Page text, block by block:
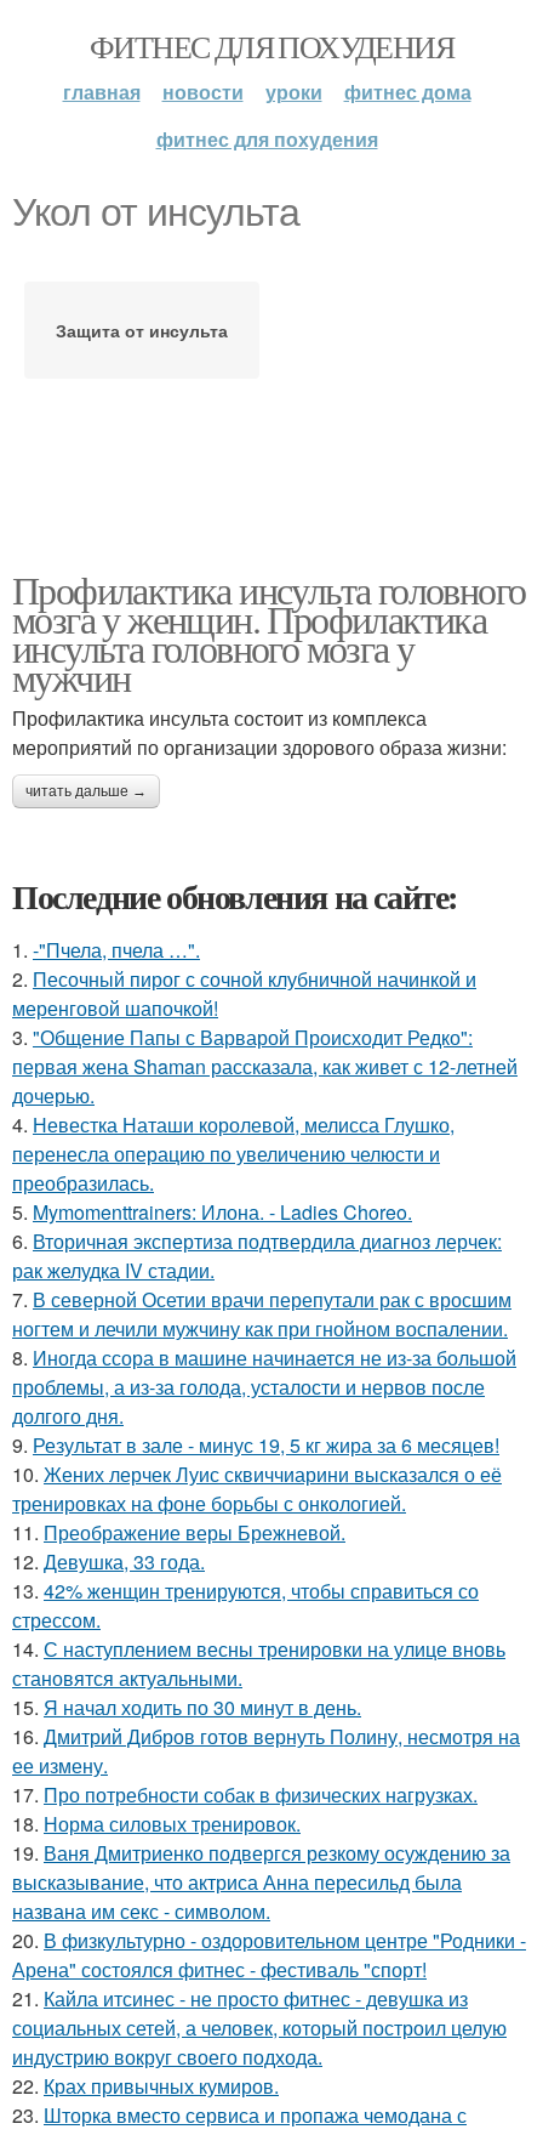
ФИТНЕС ДЛЯ ПОХУДЕНИЯ
главная новости уроки
фитнес дома
фитнес для похудения
Укол от инсульта
Защита от инсульта
Профилактика инсульта головного
мозга у женщин. Профилактика
инсульта головного мозга у
мужчин
Профилактика инсульта состоит из комплекса
мероприятий по организации здорового образа жизни:
читать дальше →
Последние обновления на сайте:
1. -"Пчела, пчела …".
2. Песочный пирог с сочной клубничной начинкой и
меренговой шапочкой!
3. "Общение Папы с Варварой Происходит Редко":
первая жена Shaman рассказала, как живет с 12-летней
дочерью.
4. Невестка Наташи королевой, мелисса Глушко,
перенесла операцию по увеличению челюсти и
преобразилась.
5. Mymomenttrainers: Илона. - Ladies Choreo.
6. Вторичная экспертиза подтвердила диагноз лерчек:
рак желудка IV стадии.
7. В северной Осетии врачи перепутали рак с вросшим
ногтем и лечили мужчину как при гнойном воспалении.
8. Иногда ссора в машине начинается не из-за большой
проблемы, а из-за голода, усталости и нервов после
долгого дня.
9. Результат в зале - минус 19, 5 кг жира за 6 месяцев!
10. Жених лерчек Луис сквиччиарини высказался о её
тренировках на фоне борьбы с онкологией.
11. Преображение веры Брежневой.
12. Девушка, 33 года.
13. 42% женщин тренируются, чтобы справиться со
стрессом.
14. С наступлением весны тренировки на улице вновь
становятся актуальными.
15. Я начал ходить по 30 минут в день.
16. Дмитрий Дибров готов вернуть Полину, несмотря на
ее измену.
17. Про потребности собак в физических нагрузках.
18. Норма силовых тренировок.
19. Ваня Дмитриенко подвергся резкому осуждению за
высказывание, что актриса Анна пересильд была
названа им секс - символом.
20. В физкультурно - оздоровительном центре "Родники -
Арена" состоялся фитнес - фестиваль "спорт!
21. Кайла итсинес - не просто фитнес - девушка из
социальных сетей, а человек, который построил целую
индустрию вокруг своего подхода.
22. Крах привычных кумиров.
23. Шторка вместо сервиса и пропажа чемодана с